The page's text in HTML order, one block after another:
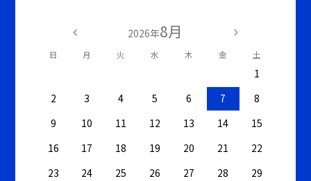
2026年8月
日 月 火 水 木 金 土
1
2
3 4 5 6 7
8
9
10 11 12 13 14
15
16
17 18 19 20 21
22
23
24 25 26 27 28
29